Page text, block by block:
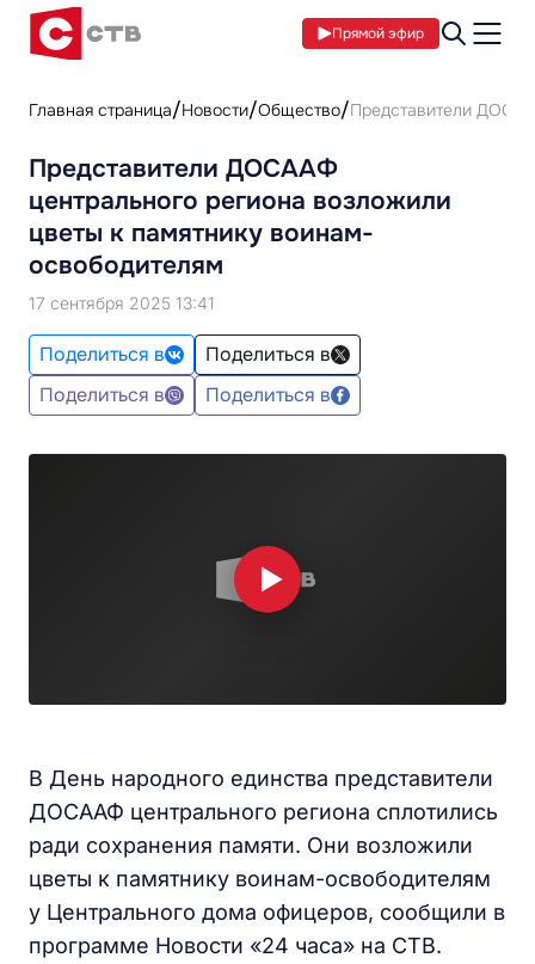
Прямой эфир
Главная страница Новости Общество Представители
Представители ДОСААФ
центрального региона возложили
цветы к памятнику воинам-
освободителям
17 сентября 2025 13:41
Поделиться в
Поделиться в
Поделиться в
Поделиться в
В День народного единства представители
ДОСААФ центрального региона сплотились
ради сохранения памяти. Они возложили
цветы к памятнику воинам-освободителям
у Центрального дома офицеров, сообщили в
программе Новости «24 часа» на СТВ.